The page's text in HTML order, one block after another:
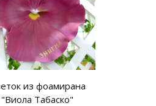
из фоамирана
"Виола Табаско"